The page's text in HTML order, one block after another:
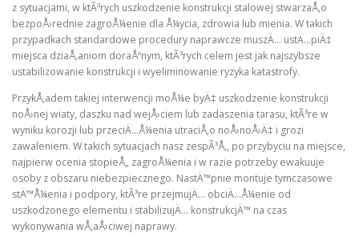
z sytuacjami, w ktÃ³rych uszkodzenie konstrukcji stalowej stwarzaÅ‚o
bezpoÅ›rednie zagroÅ¼enie dla Å¼ycia, zdrowia lub mienia. W takich
przypadkach standardowe procedury naprawcze muszÄ… ustÄ…piÄ‡
miejsca dziaÅ‚aniom doraÅºnym, ktÃ³rych celem jest jak najszybsze
ustabilizowanie konstrukcji i wyeliminowanie ryzyka katastrofy.
PrzykÅ‚adem takiej interwencji moÅ¼e byÄ‡ uszkodzenie konstrukcji
noÅ›nej wiaty, daszku nad wejÅ›ciem lub zadaszenia tarasu, ktÃ³re w
wyniku korozji lub przeciÄ…Å¼enia utraciÅ‚o noÅ›noÅ›Ä‡ i grozi
zawaleniem. W takich sytuacjach nasz zespÃ³Å‚, po przybyciu na miejsce,
najpierw ocenia stopieÅ„ zagroÅ¼enia i w razie potrzeby ewakuuje
osoby z obszaru niebezpiecznego. NastÄ™pnie montuje tymczasowe
stÄ™Å¼enia i podpory, ktÃ³re przejmujÄ… obciÄ…Å¼enie od
uszkodzonego elementu i stabilizujÄ… konstrukcjÄ™ na czas
wykonywania wÅ‚aÅ›ciwej naprawy.